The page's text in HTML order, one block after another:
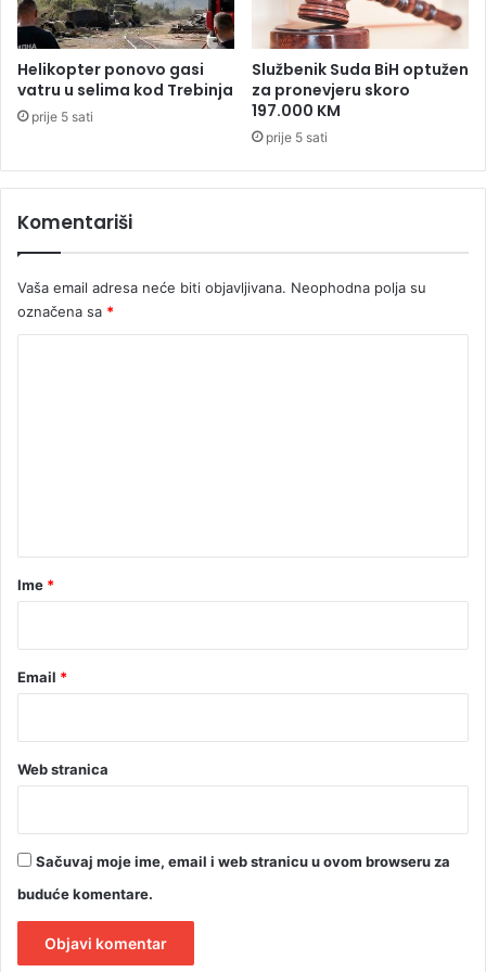
t
k
o
e
s
k
i
r
a
z
n
l
i
l
n
i
Helikopter ponovo gasi
vatru u selima kod Trebinja
prije 5 sati
Službenik Suda BiH optužen
za pronevjeru skoro
197.000 KM
prije 5 sati
Komentariši
Vaša email adresa neće biti objavljivana. Neophodna polja su
označena sa *
rIme *
Email *
Web stranica
Sačuvaj moje ime, email i web stranicu u ovom browseru za
buduće komentare.